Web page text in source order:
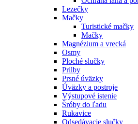
Lezečky
Mačky
Turistické mačky
Mačky
Magnézium a vrecká
Osmy
Ploché slučky
Prilby
Prsné úväzky
Úväzky a postroje
Výstupové istenie
Šróby do ľadu
Rukavice
Odsedávacie slučky